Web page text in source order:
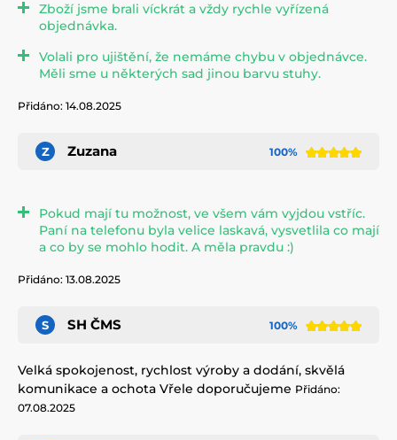
Zboží jsme brali víckrát a vždy rychle vyřízená
objednávka.
Volali pro ujištění, že nemáme chybu v objednávce.
Měli sme u některých sad jinou barvu stuhy.
Přidáno: 14.08.2025
Z Zuzana 100%
Pokud mají tu možnost, ve všem vám vyjdou vstříc.
Paní na telefonu byla velice laskavá, vysvetlila co mají
a co by se mohlo hodit. A měla pravdu :)
Přidáno: 13.08.2025
S SH ČMS 100%
Velká spokojenost, rychlost výroby a dodání, skvělá
komunikace a ochota Vřele doporučujeme Přidáno:
07.08.2025